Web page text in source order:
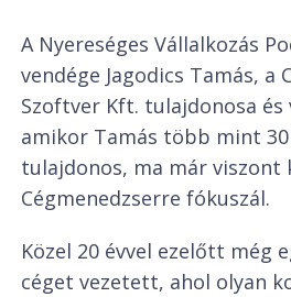
A Nyereséges Vállalkozás
vendége Jagodics Tamás, a
Szoftver Kft. tulajdonosa és
amikor Tamás több mint
tulajdonos, ma már viszont
Cégmenedzserre fókuszál.
Közel 20 évvel ezelőtt még
céget vezetett, ahol olyan